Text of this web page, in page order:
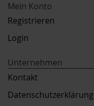
Mein Konto
Registrieren
Login
Unternehmen
Kontakt
Datenschutzerklärung